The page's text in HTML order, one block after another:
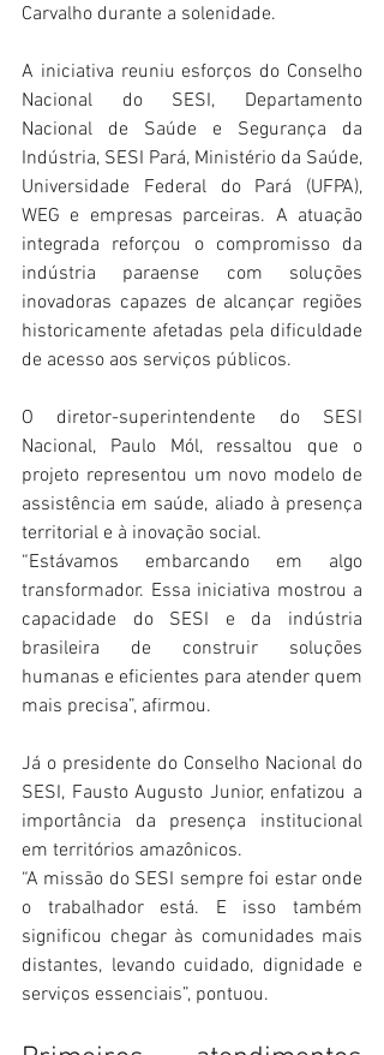
Carvalho durante a solenidade.
A iniciativa reuniu esforços do Conselho
Nacional do SESI, Departamento
Nacional de Saúde e Segurança da
Indústria, SESI Pará, Ministério da Saúde,
Universidade Federal do Pará (UFPA),
WEG e empresas parceiras. A atuação
integrada reforçou o compromisso da
indústria paraense com soluções
inovadoras capazes de alcançar regiões
historicamente afetadas pela dificuldade
de acesso aos serviços públicos.
O diretor-superintendente do SESI
Nacional, Paulo Mól, ressaltou que o
projeto representou um novo modelo de
assistência em saúde, aliado à presença
territorial e à inovação social.
“Estávamos embarcando em algo
transformador. Essa iniciativa mostrou a
capacidade do SESI e da indústria
brasileira de construir soluções
humanas e eficientes para atender quem
mais precisa”, afirmou.
Já o presidente do Conselho Nacional do
SESI, Fausto Augusto Junior, enfatizou a
importância da presença institucional
em territórios amazônicos.
“A missão do SESI sempre foi estar onde
o trabalhador está. E isso também
significou chegar às comunidades mais
distantes, levando cuidado, dignidade e
serviços essenciais”, pontuou.